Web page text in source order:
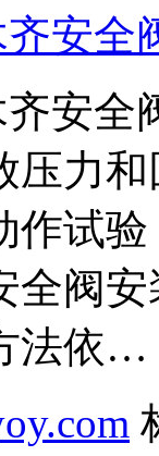
安全
安全
力和
作试
全阀
法依…